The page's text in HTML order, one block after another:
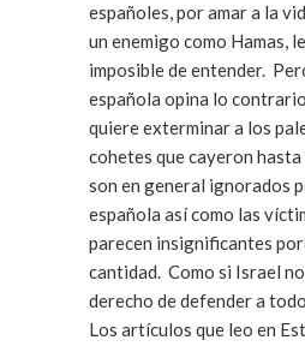
españoles, por amar a la
un enemigo como Hamas,
imposible de entender.
española opina lo
quiere exterminar a los
cohetes que cayeron
son en general ignorados
española así como las
parecen insignificantes
cantidad. Como si Israel
derecho de defender a
Los artículos que leo en